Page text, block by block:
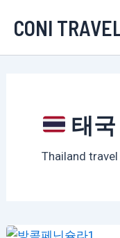
CONI
태국
Thailand